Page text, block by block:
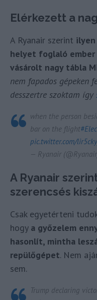
Elérkezett a
A Ryanair szerint
helyet foglaló
vásárolt nagy tábla
nem fapados gépeken
desszertre szoktam így
when the person
bar on the flight
pic.twitter.com/
— Ryanair
A Ryanair
szerencsés
Csak egyetérteni
hogy a győzelem
hasonlít, mintha
repülőgépet. Nem
sem.
Trump declaring